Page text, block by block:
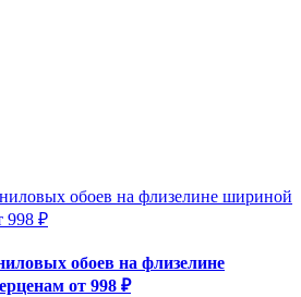
обоев на флизелине
от 998 ₽